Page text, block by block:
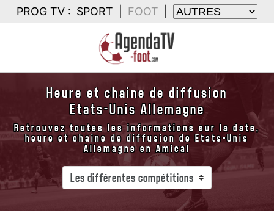
PROG TV : SPORT FOOT
Heure et chaine de diffusion
Etats-Unis Allemagne
Retrouvez toutes les informations sur la date,
heure et chaine de diffusion de Etats-Unis
Allemagne en Amical